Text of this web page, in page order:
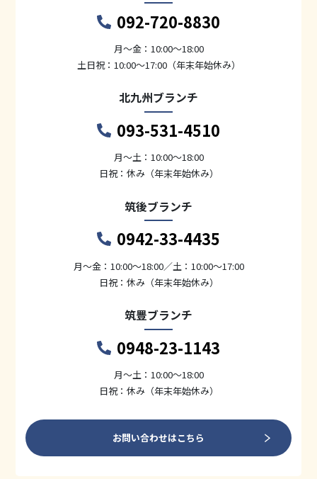
092-720-8830
月〜金：10:00～18:00
土日祝：10:00～17:00（年末年始休み）
北九州ブランチ
093-531-4510
月〜土：10:00～18:00
日祝：休み（年末年始休み）
筑後ブランチ
0942-33-4435
月〜金：10:00～18:00／土：10:00～17:00
日祝：休み（年末年始休み）
筑豊ブランチ
0948-23-1143
月〜土：10:00～18:00
日祝：休み（年末年始休み）
お問い合わせはこちら